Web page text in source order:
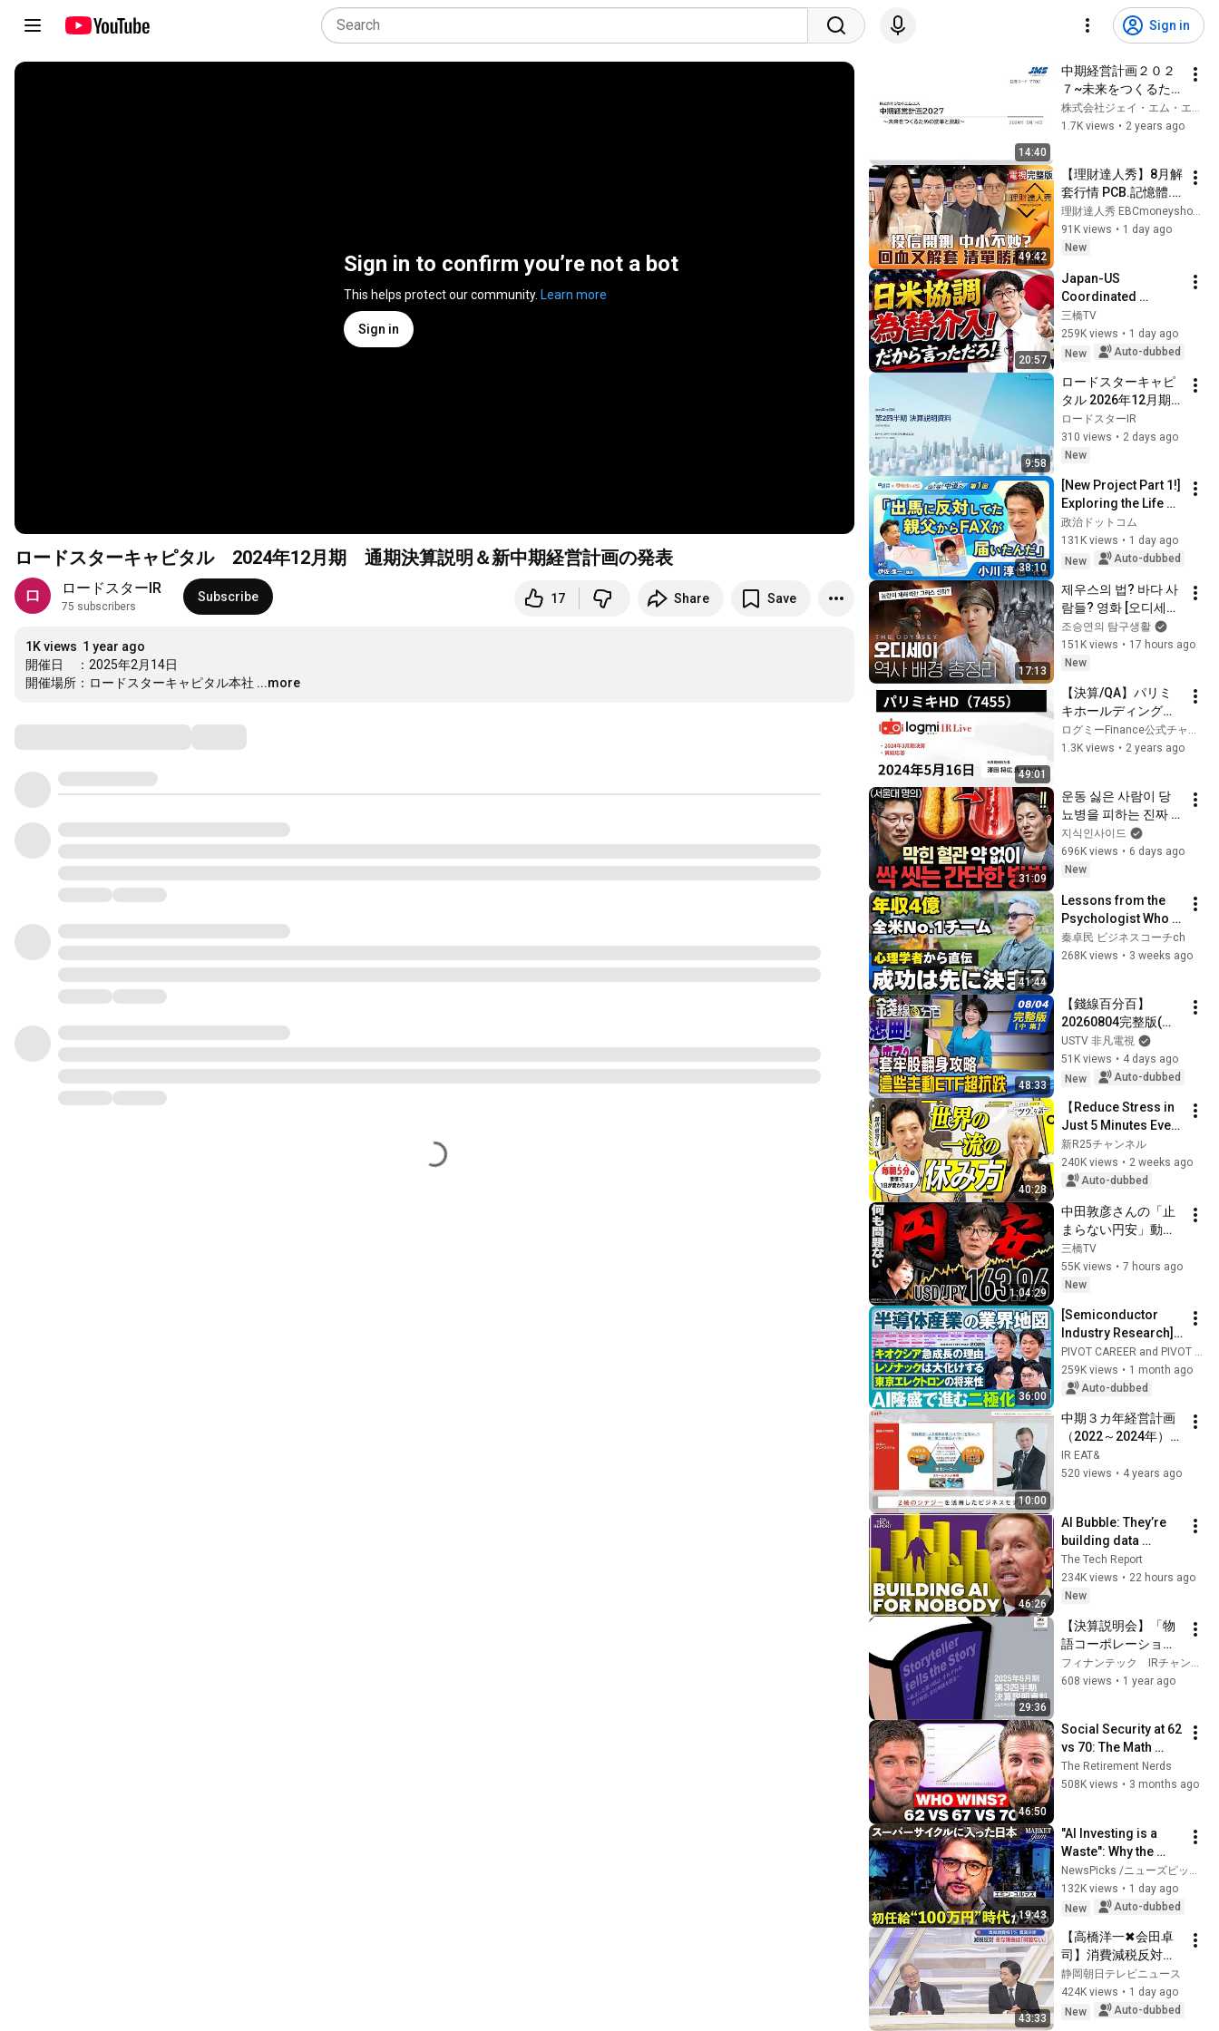
Sign in
Sign in to confirm you’re not a bot
This helps protect our community. Learn more
Sign in
ロードスターキャピタル 2024年12月期 通期決算説明＆新中期経営計画の発表
ロードスターIR
75 subscribers
Subscribe 17 Share Save
1K views 1 year ago
開催日　：2025年2月14日
開催場所：ロードスターキャピタル本社 ...more
14:40
中期経営計画２０２
７~未来をつくるた
めの変革と挑戦～
株式会社ジェイ・エム・エス -人と医療のあいだに・・・-
1.7K views • 2 years ago
49:42
【理財達人秀】8月解
套行情 PCB.記憶體.
散熱雙招留強！多晶
矽關稅+禁令 矽晶
圓.CPO得利？4萬5先
膽？｜李兆華、鍾國
忠、黃豐凱、翁士峻
2026.08.07【電視完
整版】
理財達人秀 EBCmoneyshow
91K views • 1 day ago
New
20:57
Japan-US
Coordinated
Currency
Intervention
Executed! The
Defeat a Sovereign
Currenc...
三橋TV
259K views • 1 day ago
New
Auto-dubbed
9:58
ロードスターキャピ
タル 2026年12月期
第2四半期決算説明会
ロードスターIR
310 views • 2 days ago
New
38:10
[New Project Part 1!]
Exploring the Life of
Representative
Junya Ogawa:
Despair on his 3rd
政治ドットコム
131K views • 1 day ago
New
Auto-dubbed
17:13
제우스의 법? 바다 사
람들? 영화 [오디세이]
에 숨겨진 역사 배경
총정리
조승연의 탐구생활
151K views • 17 hours ago
New
49:01
【決算/QA】パリミ
キホールディングス
（7455）
ログミーFinance公式チャンネル
1.3K views • 2 years ago
31:09
운동 싫은 사람이 당
뇨병을 피하는 진짜
방법ㅣ지식인초대석
EP.156 (이승훈 교수
2부)
지식인사이드
696K views • 6 days ago
New
41:44
Lessons from the
Psychologist Who
Built a #1 Team in
the US: Why
秦卓民 ビジネスコーチch
268K views • 3 weeks ago
48:33
【錢線百分百】
20260804完整版(中
集)《買在山頂要急賣
嗎?套牢股翻身攻略!
跌深股要V轉了嗎?
│非凡財經新聞│
USTV 非凡電視
51K views • 4 days ago
New
Auto-dubbed
40:28
【Reduce Stress in
Just 5 Minutes Every
Morning?】
Ranmaru Is
Convinced by the
Pra...
新R25チャンネル
240K views • 2 weeks ago
Auto-dubbed
1:04:29
中田敦彦さんの「止
まらない円安」動画
の間違いを徹底的に
訂正します。
三橋TV
55K views • 7 hours ago
New
36:00
[Semiconductor
Industry Research]
Top 30 Sales
Ranking / Reasons
for Kioxia's Rapid
PIVOT CAREER and PIVOT 公式チャンネル
259K views • 1 month ago
Auto-dubbed
10:00
中期３カ年経営計画
（2022～2024年）
Sustainable Growth
2024
IR EAT&
520 views • 4 years ago
46:26
AI Bubble: They’re
building data
centers for nobody |
Ed Zitron
The Tech Report
234K views • 22 hours ago
New
29:36
【決算説明会】「物
語コーポレーショ
ン」/ 2025年６月期
第３四半期決算説明
フィナンテック IRチャンネル
608 views • 1 year ago
46:50
Social Security at 62
vs 70: The Math
Everyone Gets
Wrong
The Retirement Nerds
508K views • 3 months ago
19:43
"AI Investing is a
Waste": Why the
Semiconductor
Market Mirrors the
IT Bubble / What is
132K views • 1 day ago
New
Auto-dubbed
43:33
【高橋洋一✖会田卓
司】消費減税反対論
をぶった斬る！「財
源ない」を完全論破
「そもそも取りす
静岡朝日テレビニュース
424K views • 1 day ago
New
Auto-dubbed